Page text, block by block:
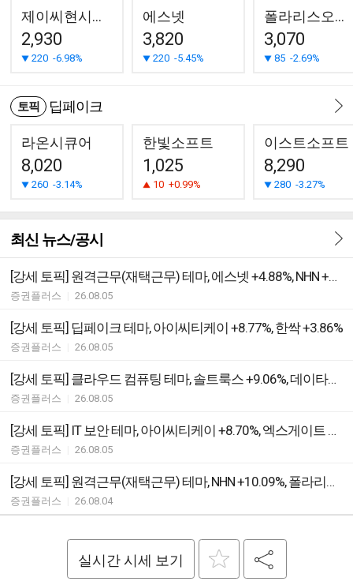
제이씨현시스템
2,930
220 -6.98%
에스넷
3,820
220 -5.45%
폴라리스오피스
3,070
85 -2.69%
토픽 딥페이크
라온시큐어
8,020
260 -3.14%
한빛소프트
1,025
10 +0.99%
이스트소프트
8,290
280 -3.27%
최신 뉴스/공시
[강세 토픽] 원격근무(재택근무) 테마, 에스넷 +4.88%, NHN +4.46%
증권플러스 26.08.05
[강세 토픽] 딥페이크 테마, 아이씨티케이 +8.77%, 한싹 +3.86%
증권플러스 26.08.05
[강세 토픽] 클라우드 컴퓨팅 테마, 솔트룩스 +9.06%, 데이타솔루션 +6.68%
증권플러스 26.08.05
[강세 토픽] IT 보안 테마, 아이씨티케이 +8.70%, 엑스게이트 +7.31%
증권플러스 26.08.05
[강세 토픽] 원격근무(재택근무) 테마, NHN +10.09%, 폴라리스오피스 +6.87%
증권플러스 26.08.04
실시간 시세 보기